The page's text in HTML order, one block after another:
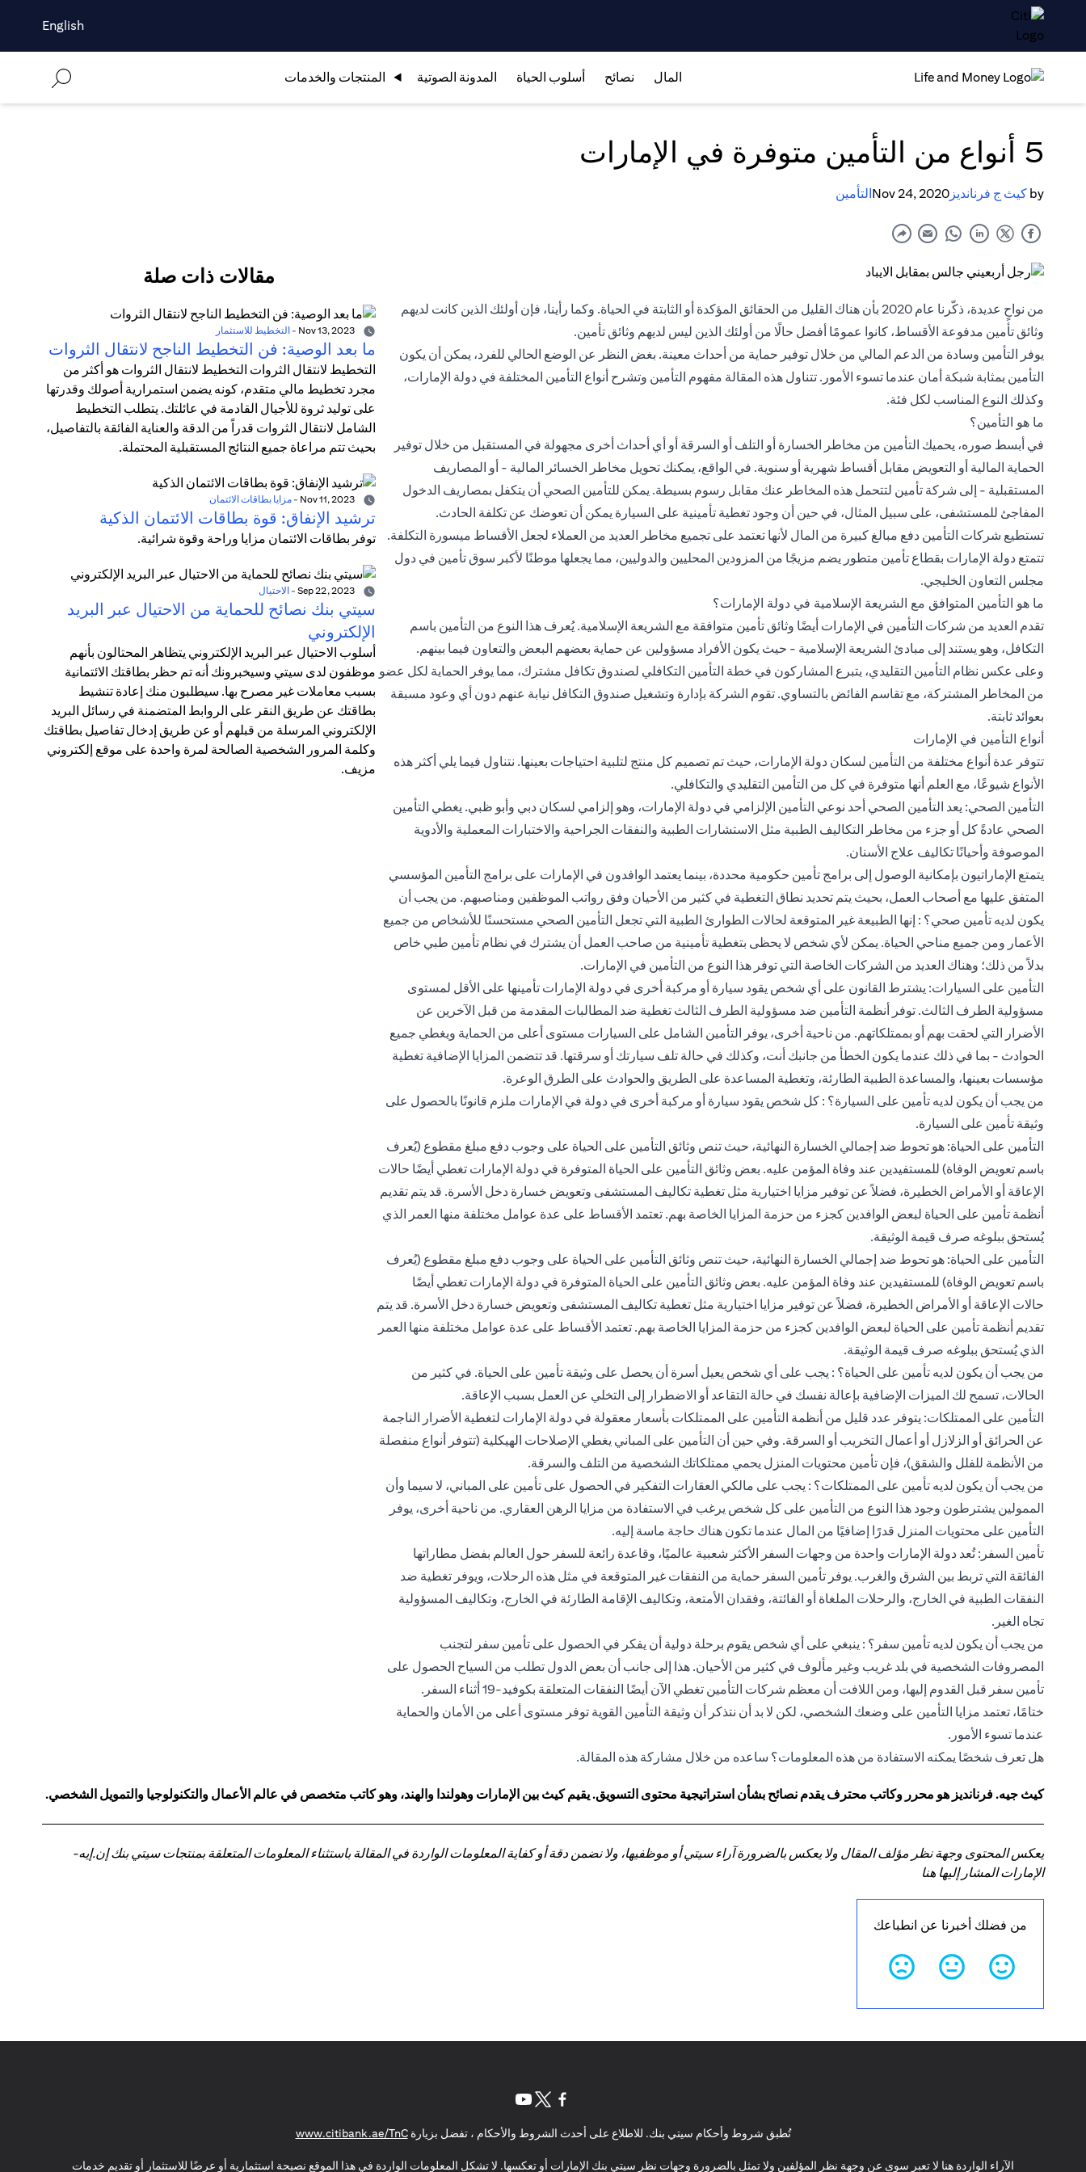
English
المال نصائح أسلوب الحياة المدونة الصوتية المنتجات والخدمات
5 أنواع من التأمين متوفرة في الإمارات
by كيث ج فرنانديز Nov 24, 2020التأمين
من نواحٍ عديدة، ذكّرنا عام 2020 بأن هناك القليل من الحقائق المؤكدة أو الثابتة في الحياة. وكما رأينا، فإن أولئك الذين كانت لديهم
وثائق تأمين مدفوعة الأقساط، كانوا عمومًا أفضل حالًا من أولئك الذين ليس لديهم وثائق تأمين.
يوفر التأمين وسادة من الدعم المالي من خلال توفير حماية من أحداث معينة. بغض النظر عن الوضع الحالي للفرد، يمكن أن يكون
التأمين بمثابة شبكة أمان عندما تسوء الأمور. تتناول هذه المقالة مفهوم التأمين وتشرح أنواع التأمين المختلفة في دولة الإمارات،
وكذلك النوع المناسب لكل فئة.
ما هو التأمين؟
في أبسط صوره، يحميك التأمين من مخاطر الخسارة أو التلف أو السرقة أو أي أحداث أخرى مجهولة في المستقبل من خلال توفير
الحماية المالية أو التعويض مقابل أقساط شهرية أو سنوية. في الواقع، يمكنك تحويل مخاطر الخسائر المالية - أو المصاريف
المستقبلية - إلى شركة تأمين لتتحمل هذه المخاطر عنك مقابل رسوم بسيطة. يمكن للتأمين الصحي أن يتكفل بمصاريف الدخول
المفاجئ للمستشفى، على سبيل المثال، في حين أن وجود تغطية تأمينية على السيارة يمكن أن تعوضك عن تكلفة الحادث.
تستطيع شركات التأمين دفع مبالغ كبيرة من المال لأنها تعتمد على تجميع مخاطر العديد من العملاء لجعل الأقساط ميسورة التكلفة.
تتمتع دولة الإمارات بقطاع تأمين متطور يضم مزيجًا من المزودين المحليين والدوليين، مما يجعلها موطنًا لأكبر سوق تأمين في دول
مجلس التعاون الخليجي.
ما هو التأمين المتوافق مع الشريعة الإسلامية في دولة الإمارات؟
تقدم العديد من شركات التأمين في الإمارات أيضًا وثائق تأمين متوافقة مع الشريعة الإسلامية. يُعرف هذا النوع من التأمين باسم
التكافل، وهو يستند إلى مبادئ الشريعة الإسلامية - حيث يكون الأفراد مسؤولين عن حماية بعضهم البعض والتعاون فيما بينهم.
وعلى عكس نظام التأمين التقليدي، يتبرع المشاركون في خطة التأمين التكافلي لصندوق تكافل مشترك، مما يوفر الحماية لكل عضو
من المخاطر المشتركة، مع تقاسم الفائض بالتساوي. تقوم الشركة بإدارة وتشغيل صندوق التكافل نيابة عنهم دون أي وعود مسبقة
بعوائد ثابتة.
أنواع التأمين في الإمارات
تتوفر عدة أنواع مختلفة من التأمين لسكان دولة الإمارات، حيث تم تصميم كل منتج لتلبية احتياجات بعينها. نتناول فيما يلي أكثر هذه
الأنواع شيوعًا، مع العلم أنها متوفرة في كل من التأمين التقليدي والتكافلي.
التأمين الصحي: يعد التأمين الصحي أحد نوعي التأمين الإلزامي في دولة الإمارات، وهو إلزامي لسكان دبي وأبو ظبي. يغطي التأمين
الصحي عادةً كل أو جزء من مخاطر التكاليف الطبية مثل الاستشارات الطبية والنفقات الجراحية والاختبارات المعملية والأدوية
الموصوفة وأحيانًا تكاليف علاج الأسنان.
يتمتع الإماراتيون بإمكانية الوصول إلى برامج تأمين حكومية محددة، بينما يعتمد الوافدون في الإمارات على برامج التأمين المؤسسي
المتفق عليها مع أصحاب العمل، بحيث يتم تحديد نطاق التغطية في كثير من الأحيان وفق رواتب الموظفين ومناصبهم. من يجب أن
يكون لديه تأمين صحي؟ : إنها الطبيعة غير المتوقعة لحالات الطوارئ الطبية التي تجعل التأمين الصحي مستحسنًا للأشخاص من جميع
الأعمار ومن جميع مناحي الحياة. يمكن لأي شخص لا يحظى بتغطية تأمينية من صاحب العمل أن يشترك في نظام تأمين طبي خاص
بدلاً من ذلك؛ وهناك العديد من الشركات الخاصة التي توفر هذا النوع من التأمين في الإمارات.
التأمين على السيارات: يشترط القانون على أي شخص يقود سيارة أو مركبة أخرى في دولة الإمارات تأمينها على الأقل لمستوى
مسؤولية الطرف الثالث. توفر أنظمة التأمين ضد مسؤولية الطرف الثالث تغطية ضد المطالبات المقدمة من قبل الآخرين عن
الأضرار التي لحقت بهم أو بممتلكاتهم. من ناحية أخرى، يوفر التأمين الشامل على السيارات مستوى أعلى من الحماية ويغطي جميع
الحوادث - بما في ذلك عندما يكون الخطأ من جانبك أنت، وكذلك في حالة تلف سيارتك أو سرقتها. قد تتضمن المزايا الإضافية تغطية
مؤسسات بعينها، والمساعدة الطبية الطارئة، وتغطية المساعدة على الطريق والحوادث على الطرق الوعرة.
من يجب أن يكون لديه تأمين على السيارة؟ : كل شخص يقود سيارة أو مركبة أخرى في دولة في الإمارات ملزم قانونًا بالحصول على
وثيقة تأمين على السيارة.
التأمين على الحياة: هو تحوط ضد إجمالي الخسارة النهائية، حيث تنص وثائق التأمين على الحياة على وجوب دفع مبلغ مقطوع (يُعرف
باسم تعويض الوفاة) للمستفيدين عند وفاة المؤمن عليه. بعض وثائق التأمين على الحياة المتوفرة في دولة الإمارات تغطي أيضًا حالات
الإعاقة أو الأمراض الخطيرة، فضلاً عن توفير مزايا اختيارية مثل تغطية تكاليف المستشفى وتعويض خسارة دخل الأسرة. قد يتم تقديم
أنظمة تأمين على الحياة لبعض الوافدين كجزء من حزمة المزايا الخاصة بهم. تعتمد الأقساط على عدة عوامل مختلفة منها العمر الذي
يُستحق ببلوغه صرف قيمة الوثيقة.
التأمين على الحياة: هو تحوط ضد إجمالي الخسارة النهائية، حيث تنص وثائق التأمين على الحياة على وجوب دفع مبلغ مقطوع (يُعرف
باسم تعويض الوفاة) للمستفيدين عند وفاة المؤمن عليه. بعض وثائق التأمين على الحياة المتوفرة في دولة الإمارات تغطي أيضًا
حالات الإعاقة أو الأمراض الخطيرة، فضلاً عن توفير مزايا اختيارية مثل تغطية تكاليف المستشفى وتعويض خسارة دخل الأسرة. قد يتم
تقديم أنظمة تأمين على الحياة لبعض الوافدين كجزء من حزمة المزايا الخاصة بهم. تعتمد الأقساط على عدة عوامل مختلفة منها العمر
الذي يُستحق ببلوغه صرف قيمة الوثيقة.
من يجب أن يكون لديه تأمين على الحياة؟ : يجب على أي شخص يعيل أسرة أن يحصل على وثيقة تأمين على الحياة. في كثير من
الحالات، تسمح لك الميزات الإضافية بإعالة نفسك في حالة التقاعد أو الاضطرار إلى التخلي عن العمل بسبب الإعاقة.
التأمين على الممتلكات: يتوفر عدد قليل من أنظمة التأمين على الممتلكات بأسعار معقولة في دولة الإمارات لتغطية الأضرار الناجمة
عن الحرائق أو الزلازل أو أعمال التخريب أو السرقة. وفي حين أن التأمين على المباني يغطي الإصلاحات الهيكلية (تتوفر أنواع منفصلة
من الأنظمة للفلل والشقق)، فإن تأمين محتويات المنزل يحمي ممتلكاتك الشخصية من التلف والسرقة.
من يجب أن يكون لديه تأمين على الممتلكات؟ : يجب على مالكي العقارات التفكير في الحصول على تأمين على المباني، لا سيما وأن
الممولين يشترطون وجود هذا النوع من التأمين على كل شخص يرغب في الاستفادة من مزايا الرهن العقاري. من ناحية أخرى، يوفر
التأمين على محتويات المنزل قدرًا إضافيًا من المال عندما تكون هناك حاجة ماسة إليه.
تأمين السفر: تُعد دولة الإمارات واحدة من وجهات السفر الأكثر شعبية عالميًا، وقاعدة رائعة للسفر حول العالم بفضل مطاراتها
الفائقة التي تربط بين الشرق والغرب. يوفر تأمين السفر حماية من النفقات غير المتوقعة في مثل هذه الرحلات، ويوفر تغطية ضد
النفقات الطبية في الخارج، والرحلات الملغاة أو الفائتة، وفقدان الأمتعة، وتكاليف الإقامة الطارئة في الخارج، وتكاليف المسؤولية
تجاه الغير.
من يجب أن يكون لديه تأمين سفر؟ : ينبغي على أي شخص يقوم برحلة دولية أن يفكر في الحصول على تأمين سفر لتجنب
المصروفات الشخصية في بلد غريب وغير مألوف في كثير من الأحيان. هذا إلى جانب أن بعض الدول تطلب من السياح الحصول على
تأمين سفر قبل القدوم إليها، ومن اللافت أن معظم شركات التأمين تغطي الآن أيضًا النفقات المتعلقة بكوفيد-19 أثناء السفر.
ختامًا، تعتمد مزايا التأمين على وضعك الشخصي، لكن لا بد أن نتذكر أن وثيقة التأمين القوية توفر مستوى أعلى من الأمان والحماية
عندما تسوء الأمور.
هل تعرف شخصًا يمكنه الاستفادة من هذه المعلومات؟ ساعده من خلال مشاركة هذه المقالة.
مقالات ذات صلة
- التخطيط للاستثمار
ما بعد الوصية: فن التخطيط الناجح لانتقال الثروات
التخطيط لانتقال الثروات التخطيط لانتقال الثروات هو أكثر من
مجرد تخطيط مالي متقدم، كونه يضمن استمرارية أصولك وقدرتها
على توليد ثروة للأجيال القادمة في عائلتك. يتطلب التخطيط
الشامل لانتقال الثروات قدراً من الدقة والعناية الفائقة بالتفاصيل،
بحيث تتم مراعاة جميع النتائج المستقبلية المحتملة.
- مزايا بطاقات الائتمان
ترشيد الإنفاق: قوة بطاقات الائتمان الذكية
توفر بطاقات الائتمان مزايا وراحة وقوة شرائية.
- الاحتيال
سيتي بنك نصائح للحماية من الاحتيال عبر البريد
الإلكتروني
أسلوب الاحتيال عبر البريد الإلكتروني يتظاهر المحتالون بأنهم
موظفون لدى سيتي وسيخبرونك أنه تم حظر بطاقتك الائتمانية
بسبب معاملات غير مصرح بها. سيطلبون منك إعادة تنشيط
بطاقتك عن طريق النقر على الروابط المتضمنة في رسائل البريد
الإلكتروني المرسلة من قبلهم أو عن طريق إدخال تفاصيل بطاقتك
وكلمة المرور الشخصية الصالحة لمرة واحدة على موقع إلكتروني
مزيف.
كيث جيه. فرنانديز هو محرر وكاتب محترف يقدم نصائح بشأن استراتيجية محتوى التسويق. يقيم كيث بين الإمارات وهولندا والهند، وهو كاتب متخصص في عالم الأعمال والتكنولوجيا والتمويل الشخصي.
يعكس المحتوى وجهة نظر مؤلف المقال ولا يعكس بالضرورة آراء سيتي أو موظفيها، ولا نضمن دقة أو كفاية المعلومات الواردة في المقالة باستثناء المعلومات المتعلقة بمنتجات سيتي بنك إن.إيه-
الإمارات المشار إليها هنا
من فضلك أخبرنا عن انطباعك
تُطبق شروط وأحكام سيتي بنك. للاطلاع على أحدث الشروط والأحكام ، تفضل بزيارةwww.citibank.ae/TnC
(opens in a new tab)
الآراء الواردة هنا لا تعبر سوى عن وجهة نظر المؤلفين ولا تمثل بالضرورة وجهات نظر سيتي بنك الإمارات أو تعكسها. لا تشكل المعلومات الواردة في هذا الموقع نصيحة استثمارية أو عرضًا للاستثمار أو تقديم خدمات